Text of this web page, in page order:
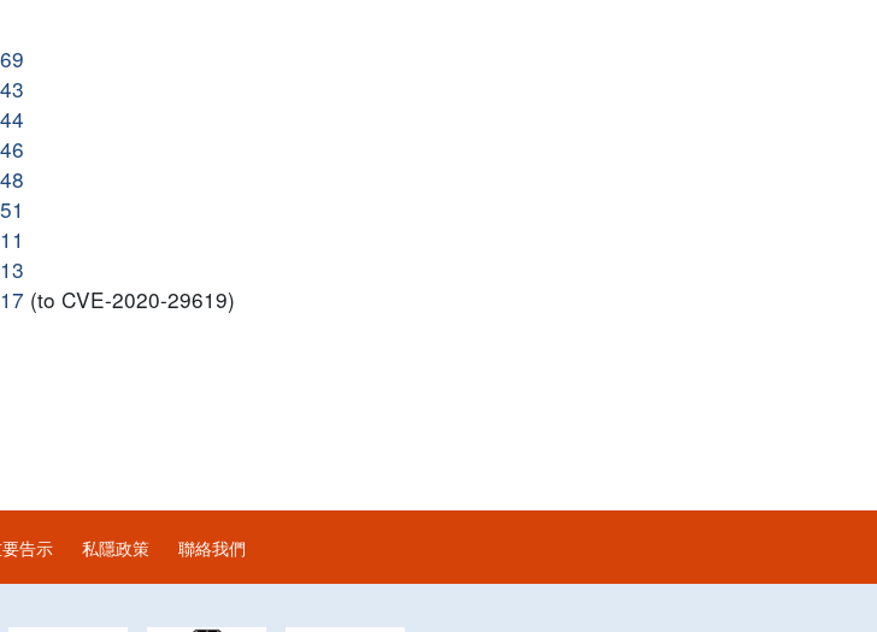
(to CVE-2020-29619)
告示 私隱政策 聯絡我們